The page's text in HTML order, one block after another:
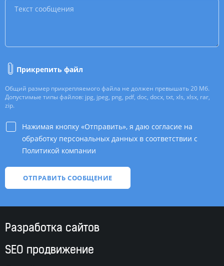
Прикрепить файл
Общий размер прикрепляемого файла не должен превышать 20 Мб.
Допустимые типы файлов: jpg, jpeg, png, pdf, doc, docx, txt, xls, xlsx, rar,
zip.
Нажимая кнопку «Отправить», я даю согласие на
обработку персональных данных в соответствии с
Политикой компании
Разработка сайтов
SEO продвижение